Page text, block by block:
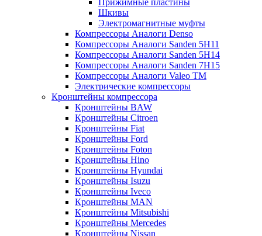
Прижимные пластины
Шкивы
Электромагнитные муфты
Компрессоры Аналоги Denso
Компрессоры Аналоги Sanden 5H11
Компрессоры Аналоги Sanden 5H14
Компрессоры Аналоги Sanden 7H15
Компрессоры Аналоги Valeo ТМ
Электрические компрессоры
Кронштейны компрессора
Кронштейны BAW
Кронштейны Citroen
Кронштейны Fiat
Кронштейны Ford
Кронштейны Foton
Кронштейны Hino
Кронштейны Hyundai
Кронштейны Isuzu
Кронштейны Iveco
Кронштейны MAN
Кронштейны Mitsubishi
Кронштейны Mеrcedes
Кронштейны Nissan